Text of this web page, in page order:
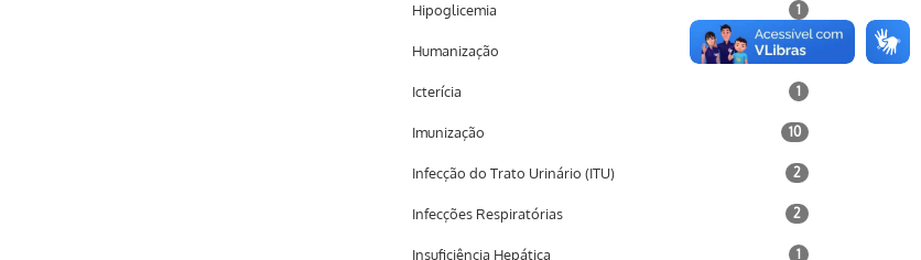
Hipoglicemia 1
Humanização 2
Icterícia 1
Imunização 10
Infecção do Trato Urinário (ITU) 2
Infecções Respiratórias 2
Insuficiência Hepática 1